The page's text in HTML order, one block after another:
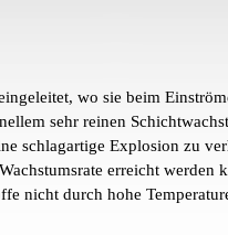
wo sie beim
sehr reinen
schlagartige Explosion zu
erreicht werden
nicht durch hohe